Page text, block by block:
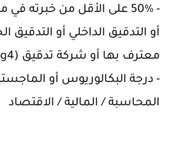
- 50% على الأقل من خبرته
أو التدقيق الداخلي أو
معترف بها أو شركة تدقيق (Big4)
- درجة البكالوريوس أو
المحاسبة / المالية / الاقتصاد